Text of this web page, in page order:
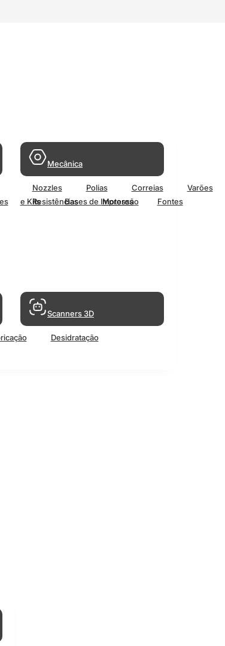
Resistências Motores
Fontes
Mecânica
Nozzles Polias Correias
Varões
e Kits
Bases de Impressão
Desidratação
Scanners 3D